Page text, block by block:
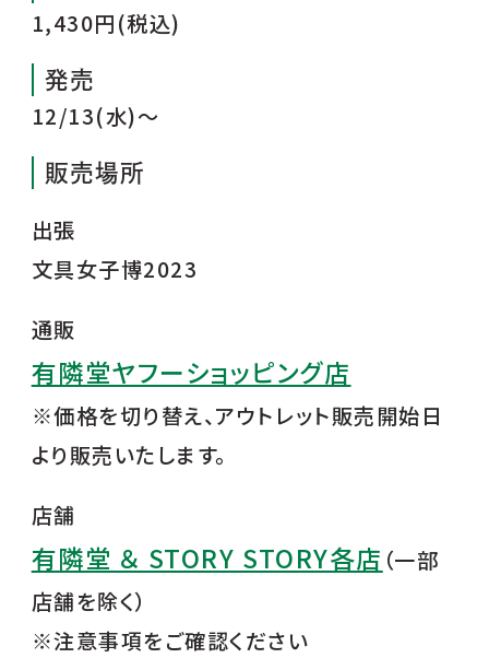
1,430円(税込)
発売
12/13(水)〜
販売場所
出張
文具女子博2023
通販
有隣堂ヤフーショッピング店
※価格を切り替え、アウトレット販売開始日
より販売いたします。
店舗
有隣堂 ＆ STORY STORY各店 （一部
店舗を除く）
※注意事項をご確認ください